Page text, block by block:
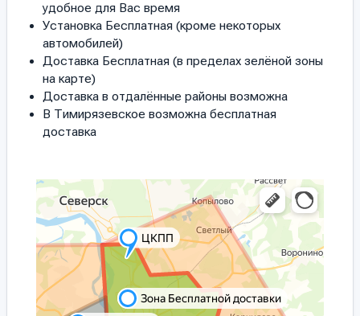
удобное для Вас время
Установка Бесплатная (кроме некоторых
автомобилей)
Доставка Бесплатная (в пределах зелёной зоны
на карте)
Доставка в отдалённые районы возможна
В Тимирязевское возможна бесплатная
доставка